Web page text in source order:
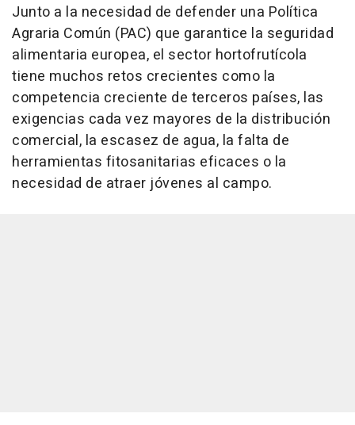
Junto a la necesidad de defender una Política
Agraria Común (PAC) que garantice la seguridad
alimentaria europea, el sector hortofrutícola
tiene muchos retos crecientes como la
competencia creciente de terceros países, las
exigencias cada vez mayores de la distribución
comercial, la escasez de agua, la falta de
herramientas fitosanitarias eficaces o la
necesidad de atraer jóvenes al campo.